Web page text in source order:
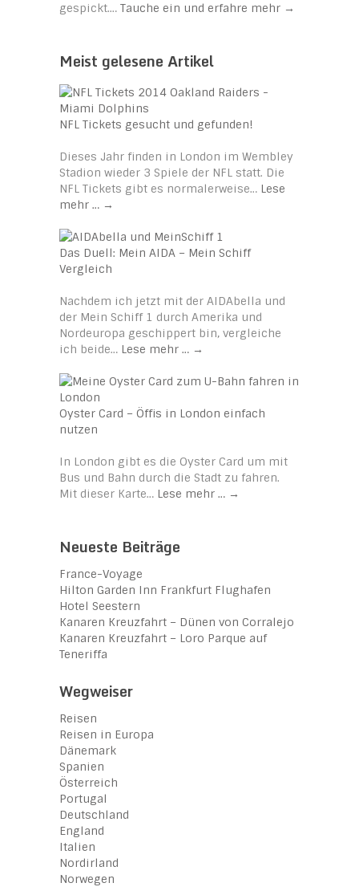
gespickt.… Tauche ein und erfahre mehr →
Meist gelesene Artikel
NFL Tickets gesucht und gefunden!
Dieses Jahr finden in London im Wembley
Stadion wieder 3 Spiele der NFL statt. Die
NFL Tickets gibt es normalerweise… Lese
mehr … →
Das Duell: Mein AIDA – Mein Schiff
Vergleich
Nachdem ich jetzt mit der AIDAbella und
der Mein Schiff 1 durch Amerika und
Nordeuropa geschippert bin, vergleiche
ich beide… Lese mehr … →
Oyster Card – Öffis in London einfach
nutzen
In London gibt es die Oyster Card um mit
Bus und Bahn durch die Stadt zu fahren.
Mit dieser Karte… Lese mehr … →
Neueste Beiträge
France-Voyage
Hilton Garden Inn Frankfurt Flughafen
Hotel Seestern
Kanaren Kreuzfahrt – Dünen von Corralejo
Kanaren Kreuzfahrt – Loro Parque auf
Teneriffa
Wegweiser
Reisen
Reisen in Europa
Dänemark
Spanien
Österreich
Portugal
Deutschland
England
Italien
Nordirland
Norwegen